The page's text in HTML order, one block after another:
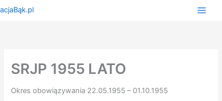
Przejdź
SRJP 1955 LATO
Okres obowiązywania 22.05.1955 – 01.10.1955